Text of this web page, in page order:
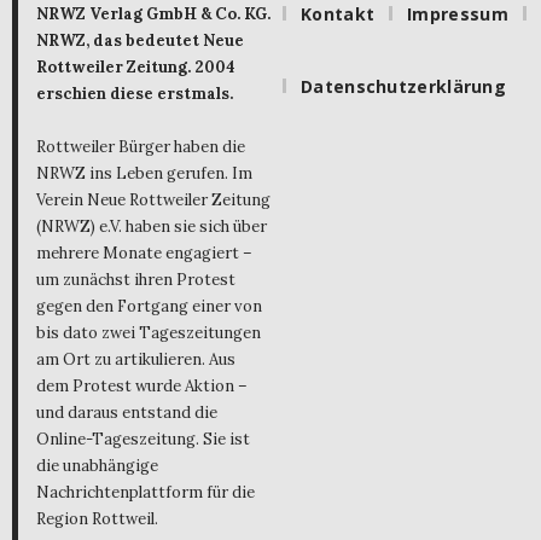
NRWZ Verlag GmbH & Co. KG.
NRWZ, das bedeutet Neue
Rottweiler Zeitung. 2004
erschien diese erstmals.
Rottweiler Bürger haben die
NRWZ ins Leben gerufen. Im
Verein Neue Rottweiler Zeitung
(NRWZ) e.V. haben sie sich über
mehrere Monate engagiert –
um zunächst ihren Protest
gegen den Fortgang einer von
bis dato zwei Tageszeitungen
am Ort zu artikulieren. Aus
dem Protest wurde Aktion –
und daraus entstand die
Online-Tageszeitung. Sie ist
die unabhängige
Nachrichtenplattform für die
Region Rottweil.
Kontakt Impressum
Datenschutzerklärung